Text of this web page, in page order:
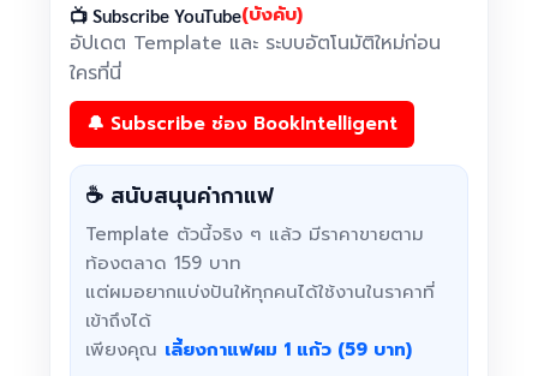
📺 Subscribe YouTube(บังคับ)
อัปเดต Template และ ระบบอัตโนมัติใหม่ก่อน
ใครที่นี่
🔔 Subscribe ช่อง BookIntelligent
☕ สนับสนุนค่ากาแฟ
Template ตัวนี้จริง ๆ แล้ว มีราคาขายตาม
ท้องตลาด 159 บาท
แต่ผมอยากแบ่งปันให้ทุกคนได้ใช้งานในราคาที่
เข้าถึงได้
เพียงคุณ เลี้ยงกาแฟผม 1 แก้ว (59 บาท)